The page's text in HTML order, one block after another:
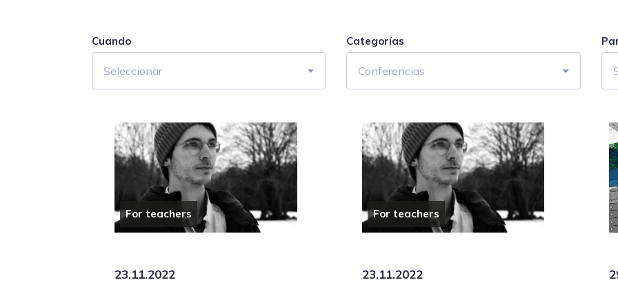
Cuando
Seleccionar
Categorías
Conferencias
For teachers
23.11.2022
For teachers
23.11.2022